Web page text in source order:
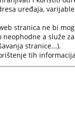
sudova;
uspješnost
i izvršenju
obuku i stručno
i edukaciju;
sudova,
i kvalitativnih
uređaja,
stranica ne bi
a služe
stranice...).
tih